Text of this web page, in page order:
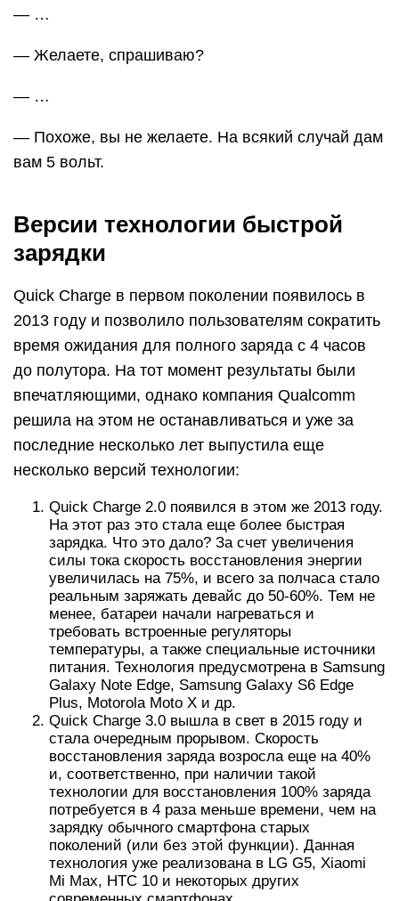
— …
— Желаете, спрашиваю?
— …
— Похоже, вы не желаете. На всякий случай дам
вам 5 вольт.
Версии технологии быстрой
зарядки
Quick Charge в первом поколении появилось в
2013 году и позволило пользователям сократить
время ожидания для полного заряда с 4 часов
до полутора. На тот момент результаты были
впечатляющими, однако компания Qualcomm
решила на этом не останавливаться и уже за
последние несколько лет выпустила еще
несколько версий технологии:
Quick Charge 2.0 появился в этом же 2013 году.
На этот раз это стала еще более быстрая
зарядка. Что это дало? За счет увеличения
силы тока скорость восстановления энергии
увеличилась на 75%, и всего за полчаса стало
реальным заряжать девайс до 50-60%. Тем не
менее, батареи начали нагреваться и
требовать встроенные регуляторы
температуры, а также специальные источники
питания. Технология предусмотрена в Samsung
Galaxy Note Edge, Samsung Galaxy S6 Edge
Plus, Motorola Moto X и др.
Quick Charge 3.0 вышла в свет в 2015 году и
стала очередным прорывом. Скорость
восстановления заряда возросла еще на 40%
и, соответственно, при наличии такой
технологии для восстановления 100% заряда
потребуется в 4 раза меньше времени, чем на
зарядку обычного смартфона старых
поколений (или без этой функции). Данная
технология уже реализована в LG G5, Xiaomi
Mi Max, HTC 10 и некоторых других